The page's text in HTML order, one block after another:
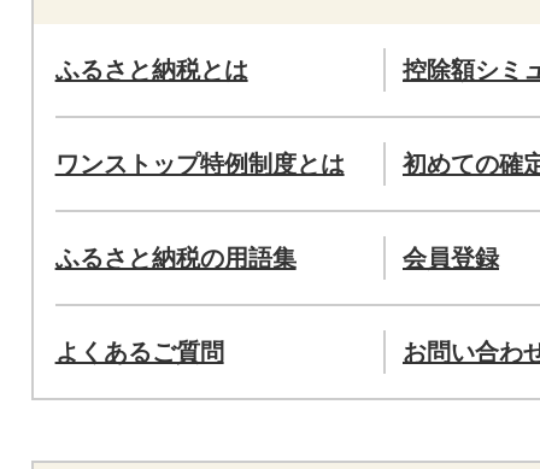
ふるさと納税とは 控除額シミ
ワンストップ特例制度とは 初めての確
ふるさと納税の用語集 会員登録
よくあるご質問 お問い合わ